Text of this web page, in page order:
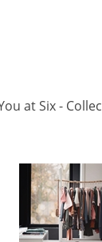
at Six -